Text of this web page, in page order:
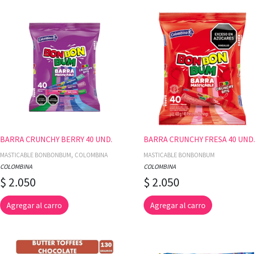
BARRA CRUNCHY BERRY 40 UND.
MASTICABLE BONBONBUM, COLOMBINA
COLOMBINA
$ 2.050
Agregar al carro
BARRA CRUNCHY FRESA 40 UND.
MASTICABLE BONBONBUM
COLOMBINA
$ 2.050
Agregar al carro